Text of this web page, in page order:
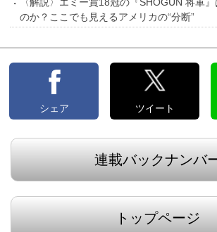
のか？ここでも見えるアメリカの“分断”
シェア ツイート
連載バックナンバ
トップページ